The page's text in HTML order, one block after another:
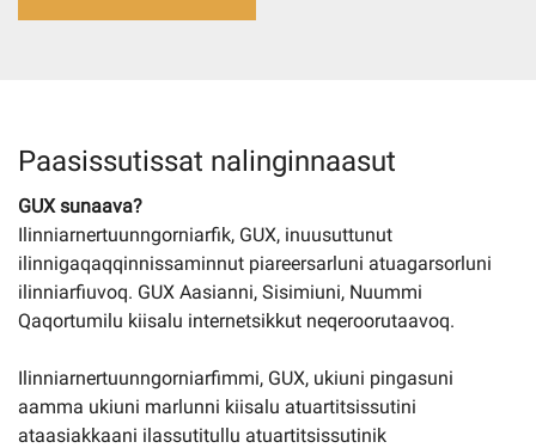
Imminut kiffartuunneq
Pilersaarutinut isaavik
Piffissamik inniminniineq
Paasissutissat nalinginnaasut
GUX sunaava?
Ilinniarnertuunngorniarfik, GUX, inuusuttunut
ilinnigaqaqqinnissaminnut piareersarluni atuagarsorluni
ilinniarfiuvoq. GUX Aasianni, Sisimiuni, Nuummi
Qaqortumilu kiisalu internetsikkut neqeroorutaavoq.
Ilinniarnertuunngorniarfimmi, GUX, ukiuni pingasuni
aamma ukiuni marlunni kiisalu atuartitsissutini
ataasiakkaani ilassutitullu atuartitsissutinik